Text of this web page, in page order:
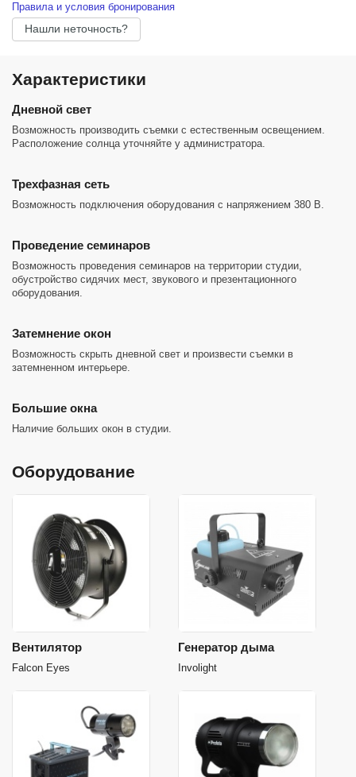
Правила и условия бронирования
Нашли неточность?
Характеристики
Дневной свет
Возможность производить съемки с естественным освещением.
Расположение солнца уточняйте у администратора.
Трехфазная сеть
Возможность подключения оборудования с напряжением 380 В.
Проведение семинаров
Возможность проведения семинаров на территории студии,
обустройство сидячих мест, звукового и презентационного
оборудования.
Затемнение окон
Возможность скрыть дневной свет и произвести съемки в
затемненном интерьере.
Большие окна
Наличие больших окон в студии.
Оборудование
Вентилятор
Falcon Eyes
Генератор дыма
Involight